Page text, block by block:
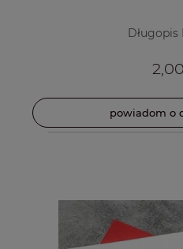
Długopis
powiadom o